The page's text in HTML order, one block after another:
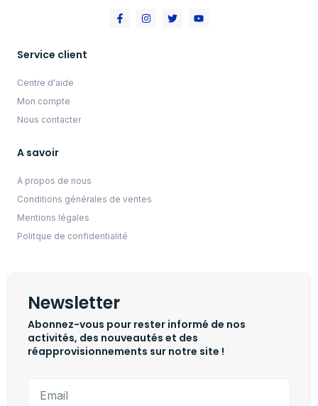
Service client
Centre d'aide
Mon compte
Nous contacter
A savoir
A propos de nous
Conditions générales de ventes
Mentions légales
Politque de confidentialité
Newsletter
Abonnez-vous pour rester informé de nos
activités, des nouveautés et des
réapprovisionnements sur notre site !